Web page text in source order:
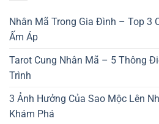
Nhân Mã Trong Gia Đình – Top 3
Ấm Áp
Tarot Cung Nhân Mã – 5 Thông
Trình
3 Ảnh Hưởng Của Sao Mộc Lên
Khám Phá